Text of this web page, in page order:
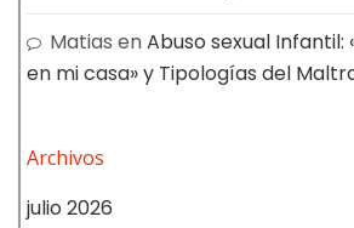
Matias enAbuso sexual Infantil:
en mi casa» y Tipologías del
Archivos
julio 2026